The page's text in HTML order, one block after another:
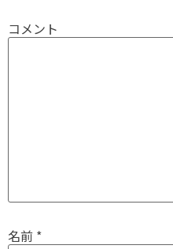
コメント
名前 *